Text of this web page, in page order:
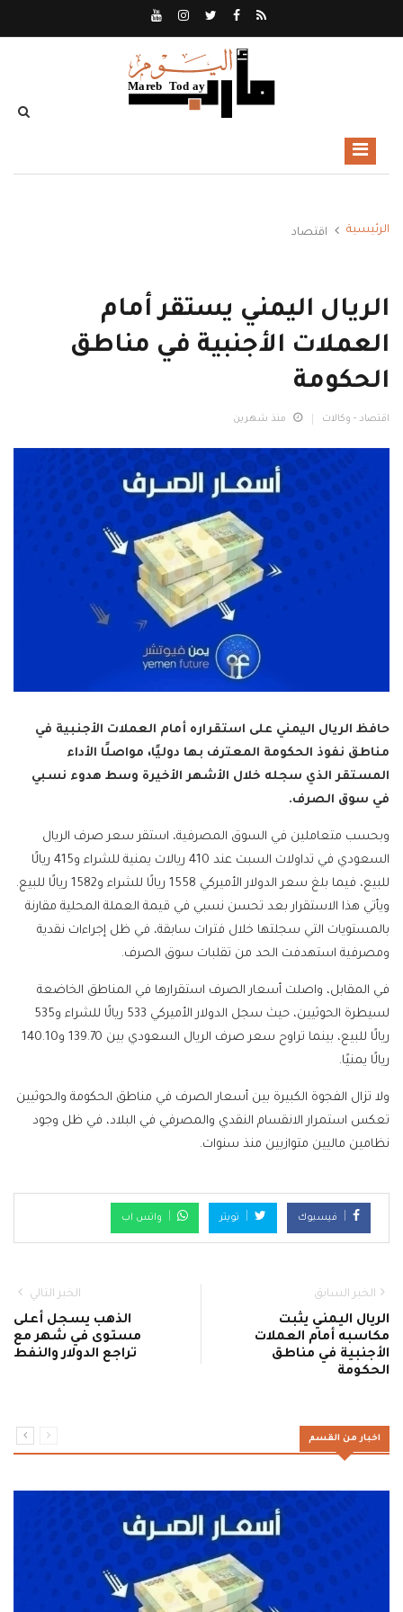
الرئيسية اقتصاد
الريال اليمني يستقر أمام
العملات الأجنبية في مناطق
الحكومة
اقتصاد - وكالات منذ شهرين
حافظ الريال اليمني على استقراره أمام العملات الأجنبية في
مناطق نفوذ الحكومة المعترف بها دوليًا، مواصلًا الأداء
المستقر الذي سجله خلال الأشهر الأخيرة وسط هدوء نسبي
في سوق الصرف.
وبحسب متعاملين في السوق المصرفية، استقر سعر صرف الريال
السعودي في تداولات السبت عند 410 ريالات يمنية للشراء و415 ريالًا
للبيع، فيما بلغ سعر الدولار الأميركي 1558 ريالًا للشراء و1582 ريالًا للبيع.
ويأتي هذا الاستقرار بعد تحسن نسبي في قيمة العملة المحلية مقارنة
بالمستويات التي سجلتها خلال فترات سابقة، في ظل إجراءات نقدية
ومصرفية استهدفت الحد من تقلبات سوق الصرف.
في المقابل، واصلت أسعار الصرف استقرارها في المناطق الخاضعة
لسيطرة الحوثيين، حيث سجل الدولار الأميركي 533 ريالًا للشراء و535
ريالًا للبيع، بينما تراوح سعر صرف الريال السعودي بين 139.70 و140.10
ريالًا يمنيًا.
ولا تزال الفجوة الكبيرة بين أسعار الصرف في مناطق الحكومة والحوثيين
تعكس استمرار الانقسام النقدي والمصرفي في البلاد، في ظل وجود
نظامين ماليين متوازيين منذ سنوات.
فيسبوك تويتر واتس اب
الخبر السابق
الريال اليمني يثبت
مكاسبه أمام العملات
الأجنبية في مناطق
الحكومة
الخبر التالي
الذهب يسجل أعلى
مستوى في شهر مع
تراجع الدولار والنفط
اخبار من القسم